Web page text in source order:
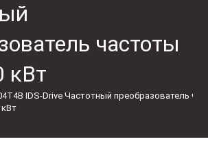
частоты
кВт
IDS-Drive Частотный преобразователь
кВт